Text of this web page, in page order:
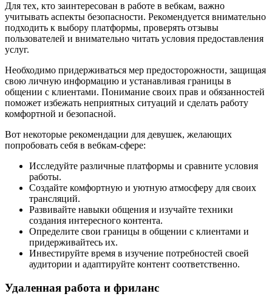
Для тех, кто заинтересован в работе в вебкам, важно
учитывать аспекты безопасности. Рекомендуется внимательно
подходить к выбору платформы, проверять отзывы
пользователей и внимательно читать условия предоставления
услуг.
Необходимо придерживаться мер предосторожности, защищая
свою личную информацию и устанавливая границы в
общении с клиентами. Понимание своих прав и обязанностей
поможет избежать неприятных ситуаций и сделать работу
комфортной и безопасной.
Вот некоторые рекомендации для девушек, желающих
попробовать себя в вебкам-сфере:
Исследуйте различные платформы и сравните условия
работы.
Создайте комфортную и уютную атмосферу для своих
трансляций.
Развивайте навыки общения и изучайте техники
создания интересного контента.
Определите свои границы в общении с клиентами и
придерживайтесь их.
Инвестируйте время в изучение потребностей своей
аудитории и адаптируйте контент соответственно.
Удаленная работа и фриланс